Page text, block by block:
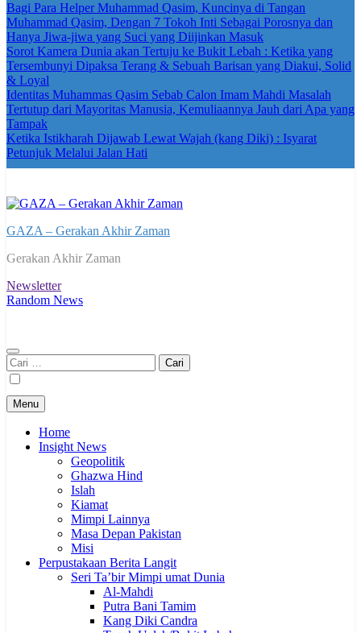
Bagi Para Helper Muhammad Qasim, Kuncinya di Tangan
Muhammad Qasim, Dengan 7 Tokoh Inti Sebagai Porosnya dan
Hanya Jiwa-jiwa yang Suci yang Diijinkan Masuk
Sorot Kamera Dunia akan Tertuju ke Bukit Lebah : Ketika yang
Tersembunyi Dipaksa Terang & Sebuah Barisan yang Diakui, Solid
& Loyal
Identitas Muhammas Qasim Sebab Calon Imam Mahdi Masalah
Tertutup dari Mayoritas Manusia, Kemuliaannya Jauh dari Apa yang
Tampak
Ketika Istikharah Dijawab Lewat Wajah (kang Diki) : Isyarat
Petunjuk Melalui Jalan Hati
GAZA – Gerakan Akhir Zaman
Gerakan Akhir Zaman
Newsletter
Random News
Cari
untuk:
Menu
Home
Insight News
Geopolitik
Ghazwa Hind
Islah
Kiamat
Mimpi Lainnya
Masa Depan Pakistan
Misi
Perpustakaan Berita Langit
Seri Ta’bir Mimpi umat Dunia
Al-Mahdi
Putra Bani Tamim
Kang Diki Candra